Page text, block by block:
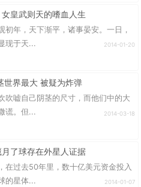
皇武则天的嗜血人生
初年，天下渐平，诸事晏安。一日，
现于天...
2014-01-20
世界最大 被疑为炸弹
吹嘘自己阴茎的尺寸，而他们中的大
谎。但...
2014-03-18
了球存在外星人证据
在过去50年里，数十亿美元资金投入
的星体...
2014-01-07